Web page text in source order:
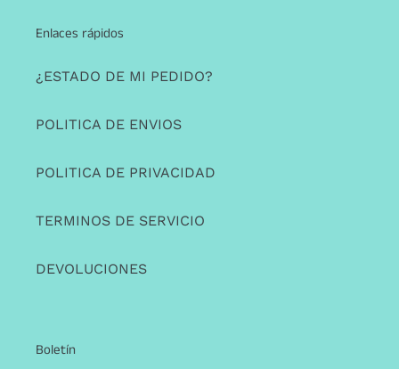
Enlaces rápidos
¿ESTADO DE MI PEDIDO?
POLITICA DE ENVIOS
POLITICA DE PRIVACIDAD
TERMINOS DE SERVICIO
DEVOLUCIONES
Boletín